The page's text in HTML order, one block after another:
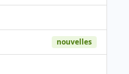
nouvelles